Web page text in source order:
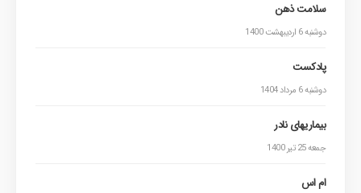
سلامت ذهن
دوشنبه 6 اردیبهشت 1400
پادکست
دوشنبه 6 مرداد 1404
بیماریهای نادر
جمعه 25 تیر 1400
ام اس